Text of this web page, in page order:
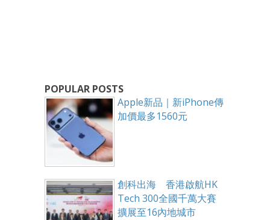
POPULAR POSTS
Apple新品｜新iPhone傳
加價最多1560元
創科出海 香港啟航HK
Tech 300全國千萬大賽
擴展至16內地城市